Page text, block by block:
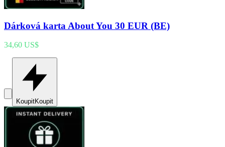
Dárková karta About You 30 EUR (BE)
34,60 US$
KoupitKoupit